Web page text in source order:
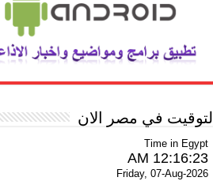
التوقيت في مصر الان
Time in Egypt
12:16:24 AM
Friday, 07-Aug-2026